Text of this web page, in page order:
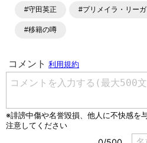
#守田英正 #プリメイラ・リーガ
#移籍の噂